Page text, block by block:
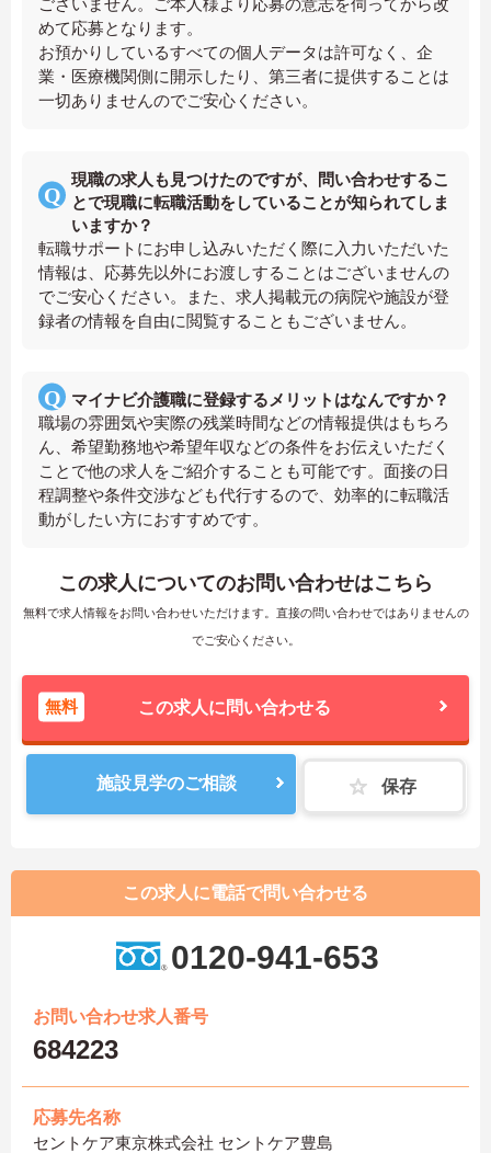
めて応募となります。
お預かりしているすべての個人データは許可なく、企
業・医療機関側に開示したり、第三者に提供することは
一切ありませんのでご安心ください。
現職の求人も見つけたのですが、問い合わせするこ
とで現職に転職活動をしていることが知られてしま
いますか？
転職サポートにお申し込みいただく際に入力いただいた
情報は、応募先以外にお渡しすることはございませんの
でご安心ください。また、求人掲載元の病院や施設が登
録者の情報を自由に閲覧することもございません。
マイナビ介護職に登録するメリットはなんですか？
職場の雰囲気や実際の残業時間などの情報提供はもちろ
ん、希望勤務地や希望年収などの条件をお伝えいただく
ことで他の求人をご紹介することも可能です。面接の日
程調整や条件交渉なども代行するので、効率的に転職活
動がしたい方におすすめです。
この求人についてのお問い合わせはこちら
無料で求人情報をお問い合わせいただけます。直接の問い合わせではありませんの
でご安心ください。
無料 この求人に問い合わせる
施設見学のご相談 保存
この求人に電話で問い合わせる
0120-941-653
お問い合わせ求人番号
684223
応募先名称
セントケア東京株式会社 セントケア豊島